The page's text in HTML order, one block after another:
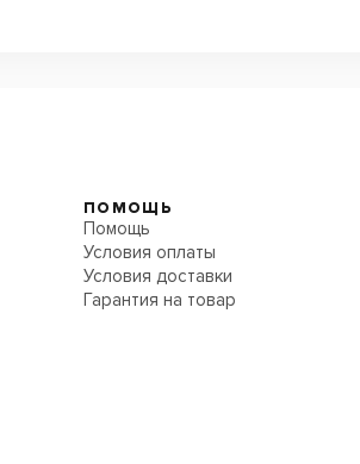
ПОМОЩЬ
Помощь
Условия оплаты
Условия доставки
Гарантия на товар